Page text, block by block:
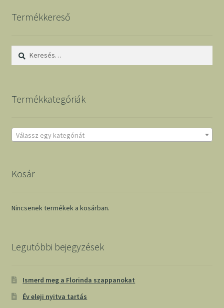
Termékkereső
Keresés:
Termékkategóriák
Válassz egy kategóriát
Kosár
Nincsenek termékek a kosárban.
Legutóbbi bejegyzések
Ismerd meg a Florinda szappanokat
Év eleji nyitva tartás